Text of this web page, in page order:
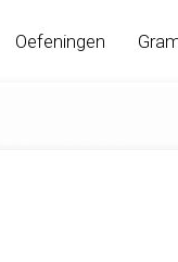
Oefeningen